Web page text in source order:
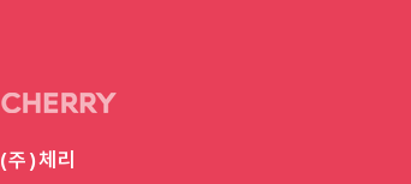
기부"…FAVA·체리포펫,
(주)체리